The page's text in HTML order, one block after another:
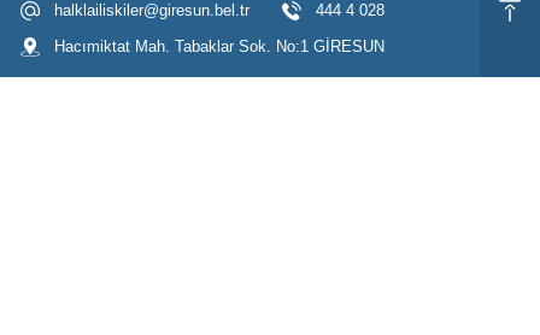
halklailiskiler@giresun.bel.tr
444 4 028
Hacımiktat Mah. Tabaklar Sok. No:1 GİRESUN